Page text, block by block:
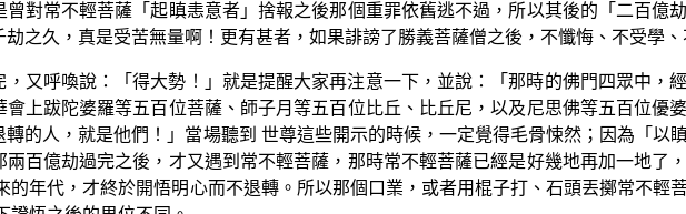
曾對常不輕菩薩「起瞋恚意者」捨報之後那個重罪依舊逃不過，所以其後的「二百億
劫之久，真是受苦無量啊！更有甚者，如果誹謗了勝義菩薩僧之後，不懺悔、不受學
，又呼喚說：「得大勢！」就是提醒大家再注意一下，並說：「那時的佛門四眾中，
會上跋陀婆羅等五百位菩薩、師子月等五百位比丘、比丘尼，以及尼思佛等五百位優
轉的人，就是他們！」當場聽到 世尊這些開示的時候，一定覺得毛骨悚然；因為「以
兩百億劫過完之後，才又遇到常不輕菩薩，那時常不輕菩薩已經是好幾地再加一地了
的年代，才終於開悟明心而不退轉。所以那個口業，或者用棍子打、石頭丟擲常不輕